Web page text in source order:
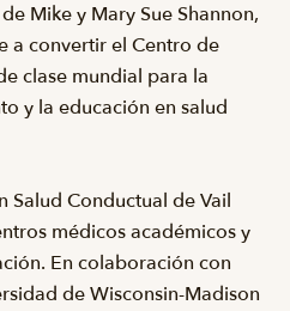
Mike y Mary Sue Shannon,
a convertir el Centro de
clase mundial para la
y la educación en salud
Salud Conductual de Vail
médicos académicos y
En colaboración con
de Wisconsin-Madison